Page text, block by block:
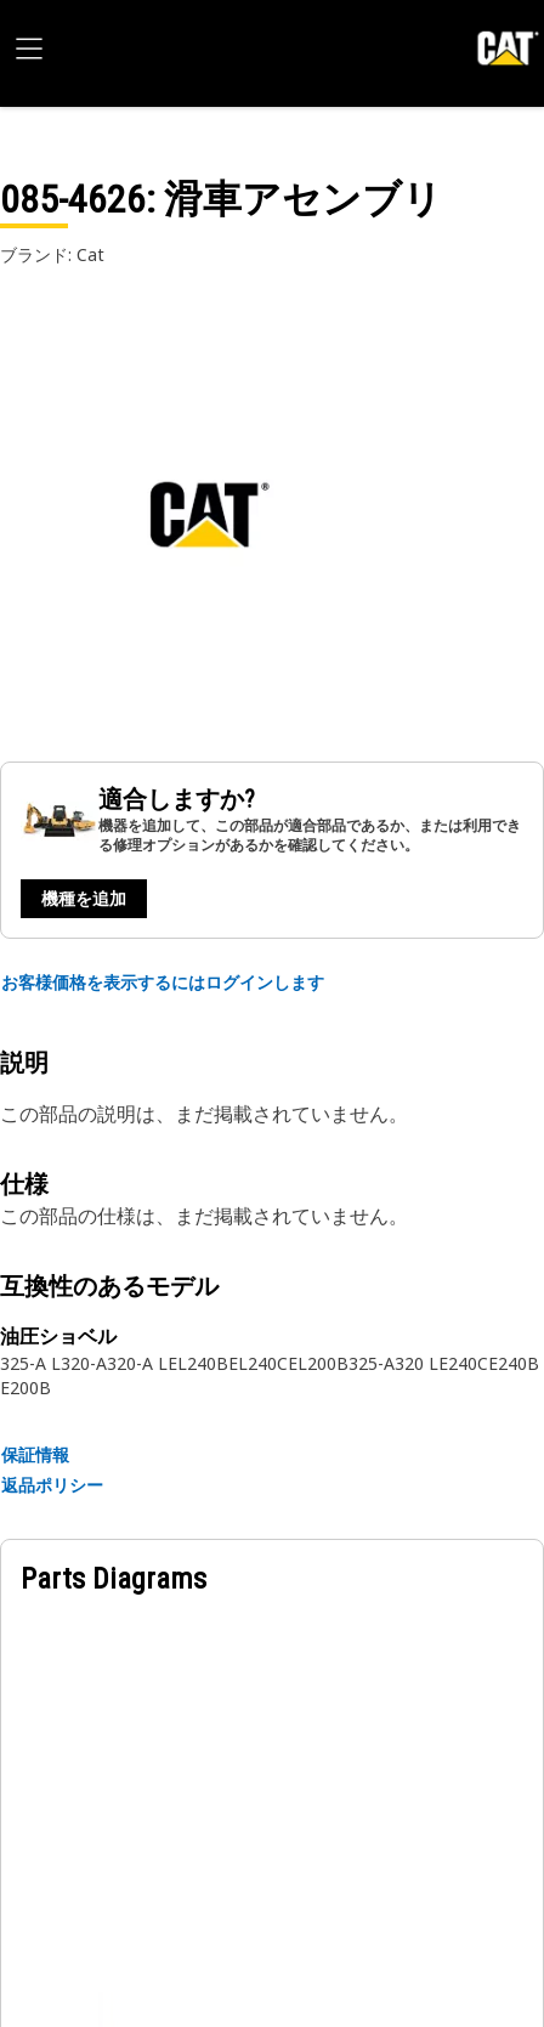
085-4626: 滑車アセンブリ
ブランド: Cat
適合しますか?
機器を追加して、この部品が適合部品であるか、または利用でき
る修理オプションがあるかを確認してください。
機種を追加
お客様価格を表示するにはログインします
説明
この部品の説明は、まだ掲載されていません。
仕様
この部品の仕様は、まだ掲載されていません。
互換性のあるモデル
油圧ショベル
325-A L320-A320-A LEL240BEL240CEL200B325-A320 LE240CE240B
E200B
保証情報
返品ポリシー
Parts Diagrams